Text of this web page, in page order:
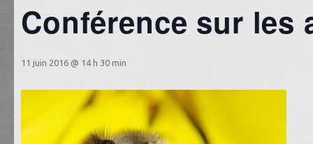
Conférence sur les
11 juin 2016 @ 14 h 30 min